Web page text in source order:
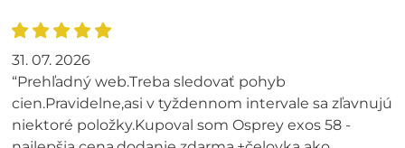
31. 07. 2026
“Prehľadný web.Treba sledovať pohyb
cien.Pravidelne,asi v tyždennom intervale sa zľavnujú
niektoré položky.Kupoval som Osprey exos 58 -